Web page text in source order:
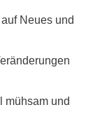
Neues und
mühsam und